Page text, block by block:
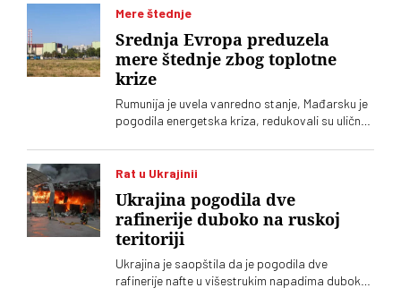
Mere štednje
Srednja Evropa preduzela
mere štednje zbog toplotne
krize
Rumunija je uvela vanredno stanje, Mađarsku je
pogodila energetska kriza, redukovali su uličnu
Rat u Ukrajinii
Ukrajina pogodila dve
rafinerije duboko na ruskoj
teritoriji
Ukrajina je saopštila da je pogodila dve
rafinerije nafte u višestrukim napadima duboko